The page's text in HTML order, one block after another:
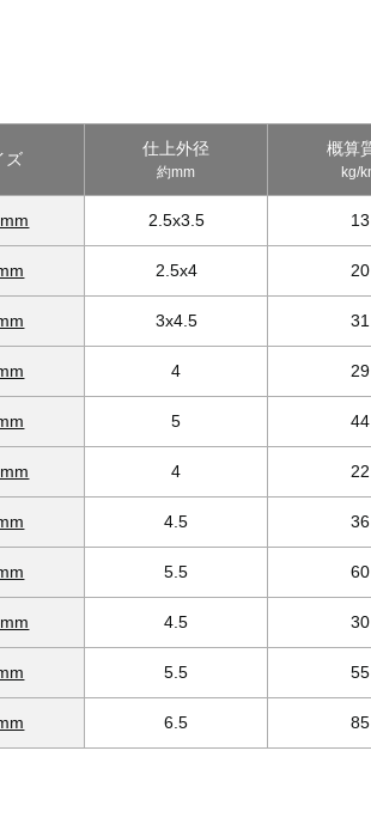
ズ
仕上外径
約mm
概算
kg/
2.5x3.5 13
2.5x4 20
3x4.5 31
4 29
5 44
4 22
4.5 36
5.5 60
4.5 30
5.5 55
6.5 85